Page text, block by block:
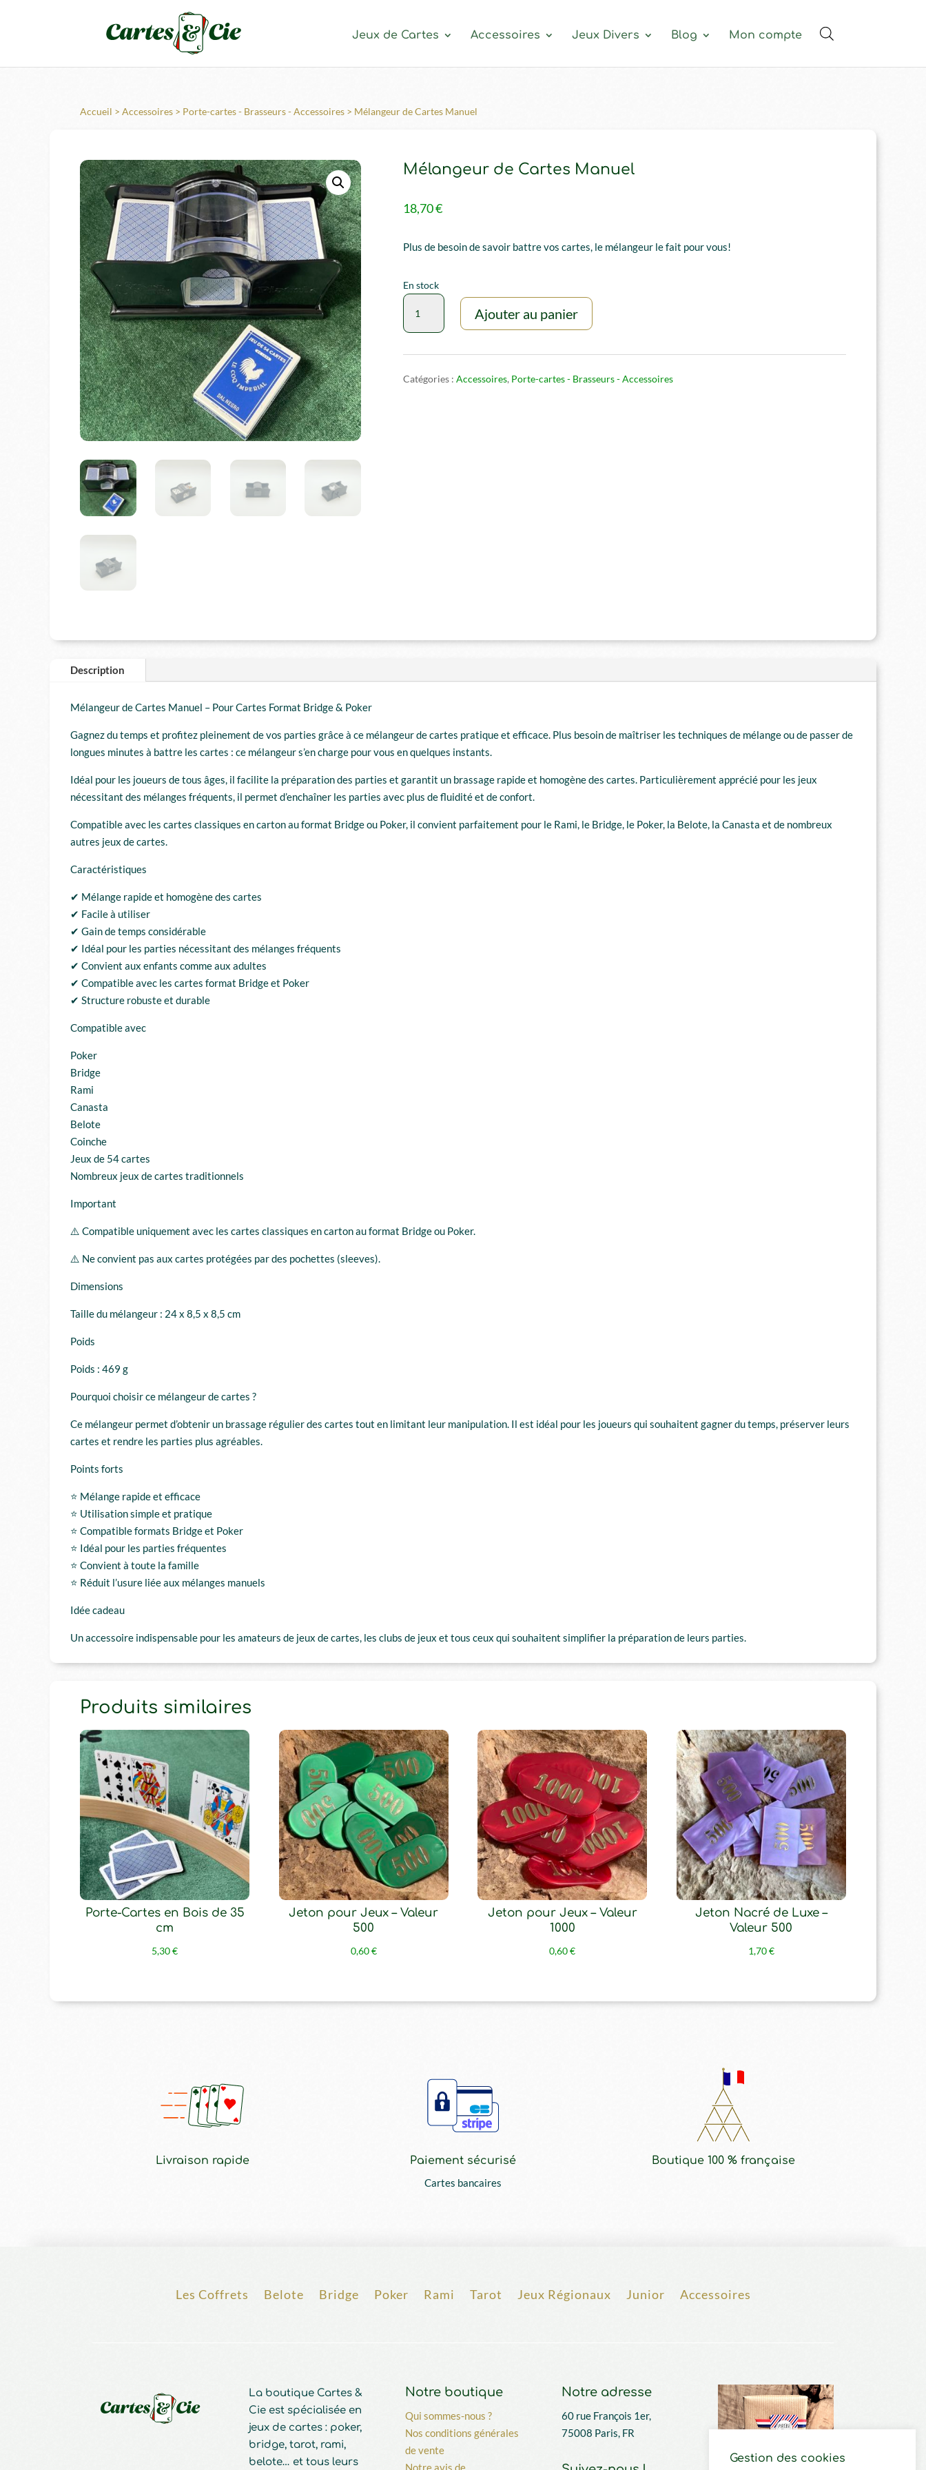
Jeux de Cartes Accessoires Jeux Divers Blog Mon compte
Accueil > Accessoires > Porte-cartes - Brasseurs - Accessoires > Mélangeur de Cartes Manuel
Mélangeur de Cartes Manuel
18,70€
Plus de besoin de savoir battre vos cartes, le mélangeur le fait pour vous!
En stock
quantité
Mélangeur
de
Manuel
Ajouter au panier
Catégories :Accessoires, Porte-cartes - Brasseurs - Accessoires
Description
Mélangeur de Cartes Manuel – Pour Cartes Format Bridge & Poker
Gagnez du temps et profitez pleinement de vos parties grâce à ce mélangeur de cartes pratique et efficace. Plus besoin de maîtriser les techniques de mélange ou de passer de
longues minutes à battre les cartes : ce mélangeur s’en charge pour vous en quelques instants.
Idéal pour les joueurs de tous âges, il facilite la préparation des parties et garantit un brassage rapide et homogène des cartes. Particulièrement apprécié pour les jeux
nécessitant des mélanges fréquents, il permet d’enchaîner les parties avec plus de fluidité et de confort.
Compatible avec les cartes classiques en carton au format Bridge ou Poker, il convient parfaitement pour le Rami, le Bridge, le Poker, la Belote, la Canasta et de nombreux
autres jeux de cartes.
Caractéristiques
✔ Mélange rapide et homogène des cartes
✔ Facile à utiliser
✔ Gain de temps considérable
✔ Idéal pour les parties nécessitant des mélanges fréquents
✔ Convient aux enfants comme aux adultes
✔ Compatible avec les cartes format Bridge et Poker
✔ Structure robuste et durable
Compatible avec
Poker
Bridge
Rami
Canasta
Belote
Coinche
Jeux de 54 cartes
Nombreux jeux de cartes traditionnels
Important
⚠️ Compatible uniquement avec les cartes classiques en carton au format Bridge ou Poker.
⚠️ Ne convient pas aux cartes protégées par des pochettes (sleeves).
Dimensions
Taille du mélangeur : 24 x 8,5 x 8,5 cm
Poids
Poids : 469 g
Pourquoi choisir ce mélangeur de cartes ?
Ce mélangeur permet d’obtenir un brassage régulier des cartes tout en limitant leur manipulation. Il est idéal pour les joueurs qui souhaitent gagner du temps, préserver leurs
cartes et rendre les parties plus agréables.
Points forts
⭐ Mélange rapide et efficace
⭐ Utilisation simple et pratique
⭐ Compatible formats Bridge et Poker
⭐ Idéal pour les parties fréquentes
⭐ Convient à toute la famille
⭐ Réduit l’usure liée aux mélanges manuels
Idée cadeau
Un accessoire indispensable pour les amateurs de jeux de cartes, les clubs de jeux et tous ceux qui souhaitent simplifier la préparation de leurs parties.
Produits similaires
Porte-Cartes en Bois de 35
cm
5,30€
Jeton pour Jeux – Valeur
500
0,60€
Jeton pour Jeux – Valeur
1000
0,60€
Jeton Nacré de Luxe –
Valeur 500
1,70€
Livraison rapide
Paiement sécurisé
Cartes bancaires
Boutique 100 % française
Les Coffrets Belote Bridge Poker Rami Tarot Jeux Régionaux Junior Accessoires
La boutique Cartes &
Cie est spécialisée en
jeux de cartes : poker,
bridge, tarot, rami,
belote… et tous leurs
Notre boutique
Qui sommes-nous ?
Nos conditions générales
de vente
Notre avis de
Notre adresse
60 rue François 1er,
75008 Paris, FR
Gestion des cookies